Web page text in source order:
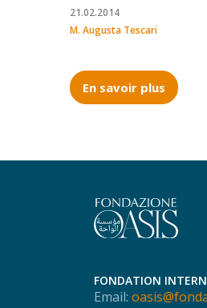
d’instaurer un dialogue
musulmans
21.02.2014
M. Augusta Tescari
En savoir plus
FONDATION
Email: